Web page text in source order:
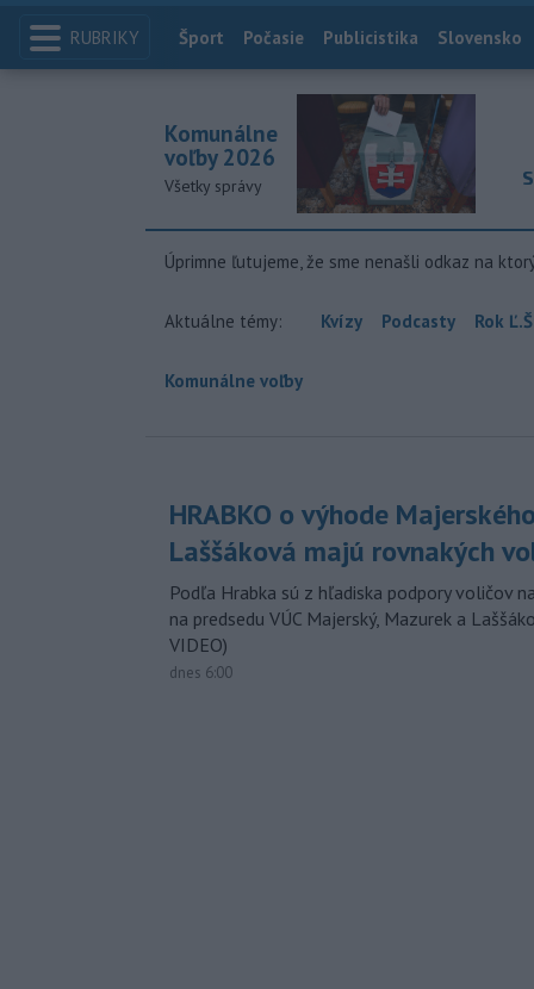
RUBRIKY Index
Šport Počasie Publicistika Slovensko
Komunálne
voľby 2026
Všetky správy
Úprimne ľutujeme, že sme nenašli odkaz na
Aktuálne témy: Kvízy Podcasty Rok
Komunálne voľby
HRABKO o výhode
Laššáková majú rovnakých
Podľa Hrabka sú z hľadiska podpory voličov
na predsedu VÚC Majerský, Mazurek a
VIDEO)
dnes 6:00